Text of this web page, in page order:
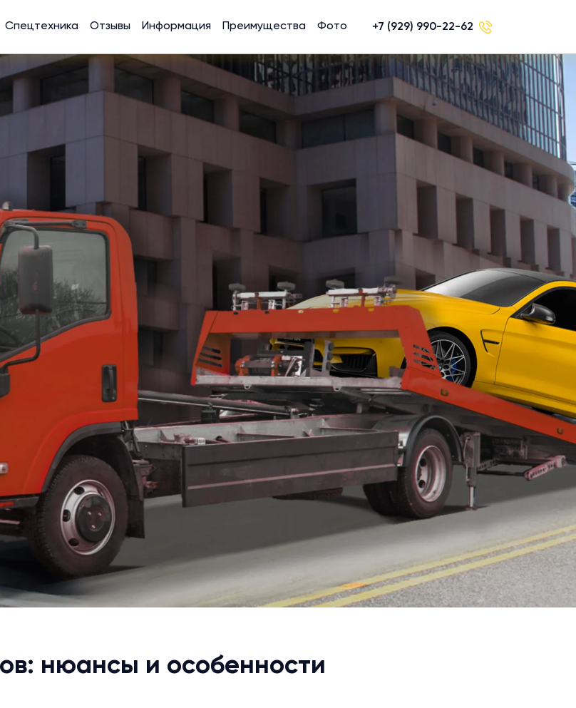
Спецтехника Отзывы Информация Преимущества Фото +7 (929) 990-22-62
нюансы и особенности